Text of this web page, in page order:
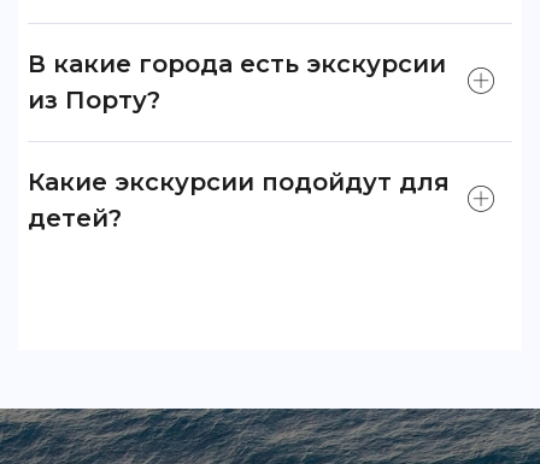
В какие города есть экскурсии
из Порту?
Какие экскурсии подойдут для
детей?